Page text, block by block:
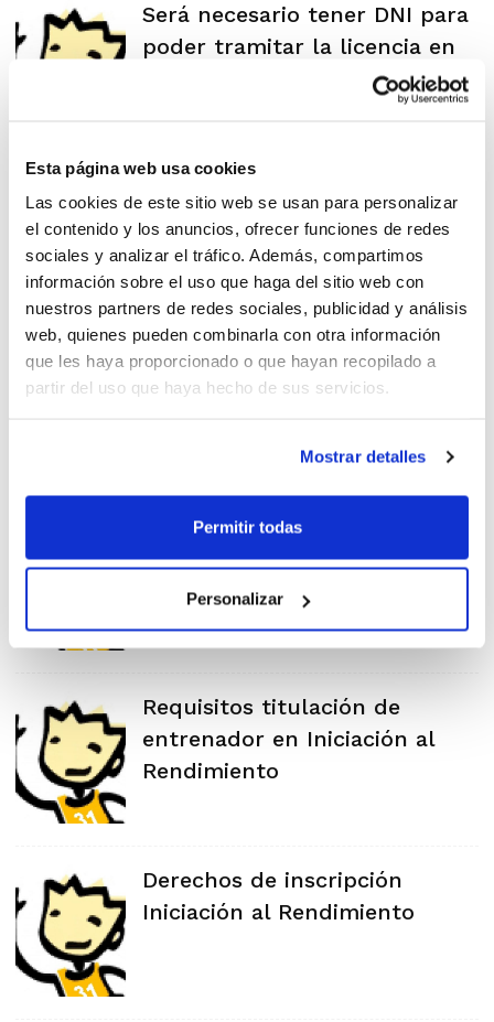
Esta página web usa cookies
Las cookies de este sitio web se usan para personalizar
el contenido y los anuncios, ofrecer funciones de redes
sociales y analizar el tráfico. Además, compartimos
información sobre el uso que haga del sitio web con
nuestros partners de redes sociales, publicidad y análisis
web, quienes pueden combinarla con otra información
que les haya proporcionado o que hayan recopilado a
partir del uso que haya hecho de sus servicios.
Mostrar detalles
Permitir todas
Personalizar
Será necesario tener DNI para
poder tramitar la licencia en
la temporada 2012/2013
Se designará oficial de mesa
en todos los partidos de IR
Calendario y Sistema de
Competición Fase de Ascenso
de Pretemporada
Requisitos titulación de
entrenador en Iniciación al
Rendimiento
Derechos de inscripción
Iniciación al Rendimiento